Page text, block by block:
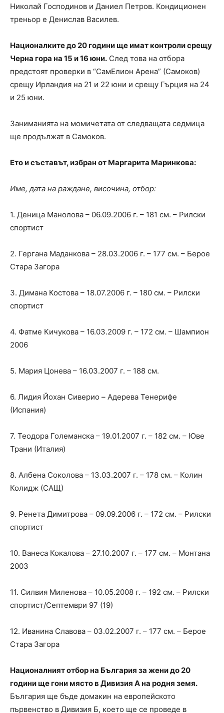
Николай Господинов и Даниел Петров. Кондиционен
треньор е Денислав Василев.
Националките до 20 години ще имат контроли срещу
Черна гора на 15 и 16 юни. След това на отбора
предстоят проверки в “СамЕлион Арена” (Самоков)
срещу Ирландия на 21 и 22 юни и срещу Гърция на 24
и 25 юни.
Заниманията на момичетата от следващата седмица
ще продължат в Самоков.
Ето и съставът, избран от Маргарита Маринкова:
Име, дата на раждане, височина, отбор:
1. Деница Манолова – 06.09.2006 г. – 181 см. – Рилски
спортист
2. Гергана Маданкова – 28.03.2006 г. – 177 см. – Берое
Стара Загора
3. Димана Костова – 18.07.2006 г. – 180 см. – Рилски
спортист
4. Фатме Кичукова – 16.03.2009 г. – 172 см. – Шампион
2006
5. Мария Цонева – 16.03.2007 г. – 188 см.
6. Лидия Йохан Сиверио – Aдерева Тенерифе
(Испания)
7. Теодора Големанска – 19.01.2007 г. – 182 см. – Юве
Трани (Италия)
8. Албена Соколова – 13.03.2007 г. – 178 см. – Колин
Колидж (САЩ)
9. Ренета Димитрова – 09.09.2006 г. – 172 см. – Рилски
спортист
10. Ванеса Кокалова – 27.10.2007 г. – 177 см. – Монтана
2003
11. Силвия Миленова – 10.05.2008 г. – 192 см. – Рилски
спортист/Септември 97 (19)
12. Иванина Славова – 03.02.2007 г. – 177 см. – Берое
Стара Загора
Националният отбор на България за жени до 20
години ще гони място в Дивизия А на родня земя.
България ще бъде домакин на европейското
първенство в Дивизия Б, което ще се проведе в